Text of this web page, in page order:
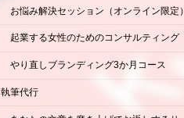
お悩み解決セッション（オンライン限定）
起業する女性のためのコンサルティング
やり直しブランディング3か月コース
執筆代行